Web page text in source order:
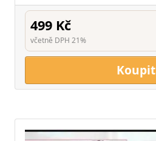
499 Kč
včetně DPH 21%
Koupit